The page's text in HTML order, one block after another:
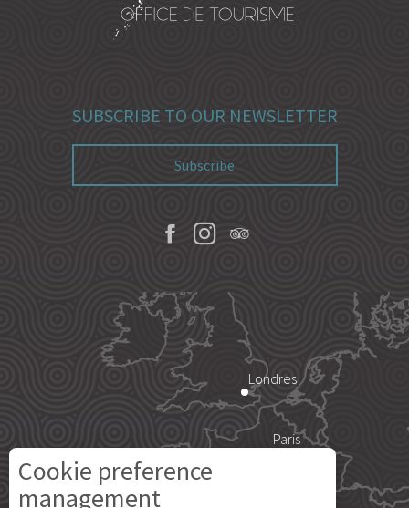
SUBSCRIBE TO OUR NEWSLETTER
Subscribe
Londres
Paris
Île d'Yeu
Cookie preference
management